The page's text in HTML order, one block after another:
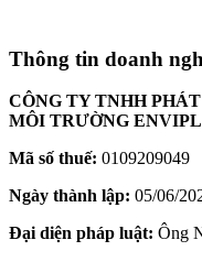
Thông tin doanh
CÔNG TY TNHH
MÔI TRƯỜNG
Mã số thuế: 0109209049
Ngày thành lập: 05/06/
Đại diện pháp luật: Ông